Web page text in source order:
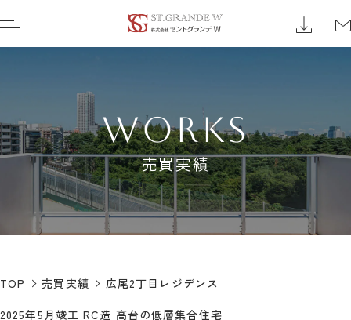
WORKS
売買実績
TOP 売買実績
広尾2丁目レジデンス
2025年5月竣工 RC造 高台の低層集合住宅